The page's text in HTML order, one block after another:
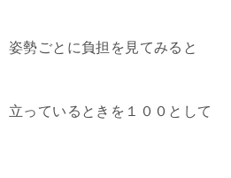
姿勢ごとに負担を見てみると
立っているときを１００として